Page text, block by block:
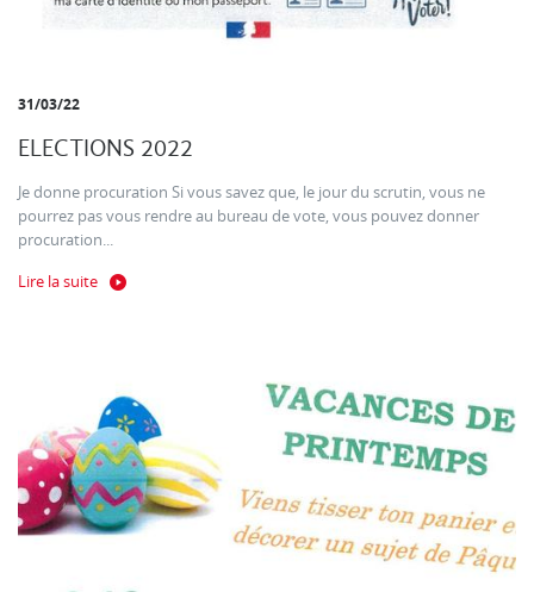
31/03/22
ELECTIONS 2022
Je donne procuration Si vous savez que, le jour du scrutin, vous ne
pourrez pas vous rendre au bureau de vote, vous pouvez donner
procuration...
Lire la suite